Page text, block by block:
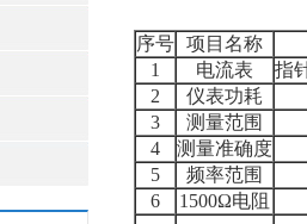
序号 项目名称
1
电流表
指
2
仪表功耗
3
测量范围
4
测量准确度
5
频率范围
6
1500Ω电阻